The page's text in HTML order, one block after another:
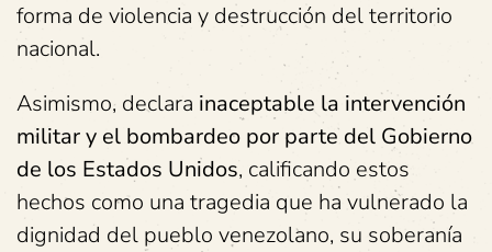
forma de violencia y destrucción del territorio
nacional.
Asimismo, declara inaceptable la intervención
militar y el bombardeo por parte del Gobierno
de los Estados Unidos, calificando estos
hechos como una tragedia que ha vulnerado la
dignidad del pueblo venezolano, su soberanía